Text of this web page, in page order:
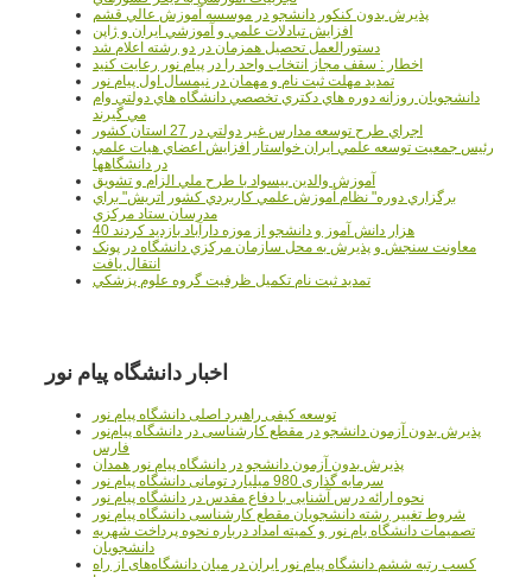
پذيرش بدون کنکور دانشجو در موسسه آموزش عالي قشم
افزايش تبادلات علمي و آموزشي ايران و ژاپن
دستورالعمل تحصیل همزمان در دو رشته اعلام شد
اخطار : سقف مجاز انتخاب واحد را در پیام نور رعایت کنید
تمدید مهلت ثبت نام و مهمان در نیمسال اول پیام نور
دانشجويان روزانه دوره هاي دكتري تخصصي دانشگاه هاي دولتي وام
مي گيرند
اجراي طرح توسعه مدارس غير دولتي در 27 استان کشور
رئيس جمعيت توسعه علمي ايران خواستار افزايش اعضاي هيات علمي
در دانشگاهها
آموزش والدين بيسواد با طرح ملي الزام و تشويق
برگزاري دوره" نظام آموزش علمي كاربردي كشور اتريش" براي
مدرسان ستاد مرکزي
40 هزار دانش آموز و دانشجو از موزه دارآباد بازديد کردند
معاونت سنجش و پذيرش به محل سازمان مرکزي دانشگاه در پونک
انتقال يافت
تمديد ثبت نام تکميل ظرفيت گروه علوم پزشکي
اخبار دانشگاه پیام نور
توسعه کیفی راهبرد اصلی دانشگاه پیام نور
پذیرش بدون آزمون دانشجو در مقطع کارشناسی در دانشگاه پیام‌نور
فارس
پذیرش بدون آزمون دانشجو در دانشگاه پیام نور همدان
سرمایه گذاری 980 میلیارد تومانی دانشگاه پیام نور
نحوه ارائه درس آشنایی با دفاع مقدس در دانشگاه پیام نور
شروط تغییر رشته دانشجویان مقطع کارشناسی دانشگاه پیام نور
تصمیمات دانشگاه یام نور و کمیته امداد درباره نحوه پرداخت شهریه
دانشجویان
کسب رتبه ششم دانشگاه پیام نور ایران در میان دانشگاه‌های از راه